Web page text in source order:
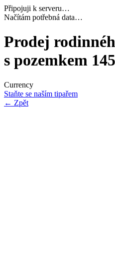
Připojuji k serveru…
Dokončuji inicializaci…
Prodej
s pozemkem
Currency
Staňte se naším tipařem
← Zpět